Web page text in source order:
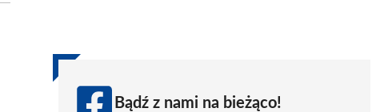
Bądź z nami na bieżąco!